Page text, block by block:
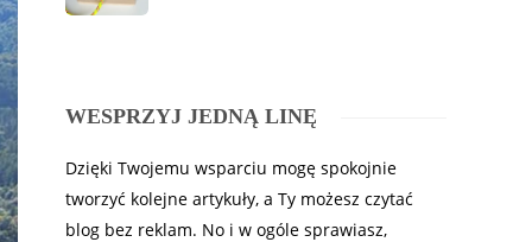
WESPRZYJ JEDNĄ LINĘ
Dzięki Twojemu wsparciu mogę spokojnie
tworzyć kolejne artykuły, a Ty możesz czytać
blog bez reklam. No i w ogóle sprawiasz,